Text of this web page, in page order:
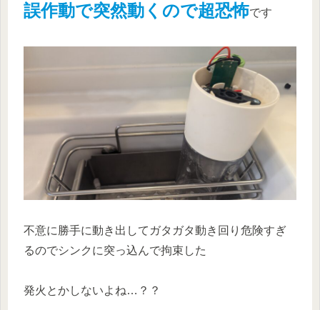
誤作動で突然動くので超恐怖です
不意に勝手に動き出してガタガタ動き回り危険すぎ
るのでシンクに突っ込んで拘束した
発火とかしないよね…？？